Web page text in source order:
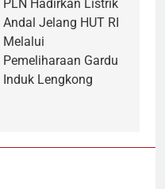
PLN Hadirkan Listrik
Andal Jelang HUT RI
Melalui
Pemeliharaan Gardu
Induk Lengkong